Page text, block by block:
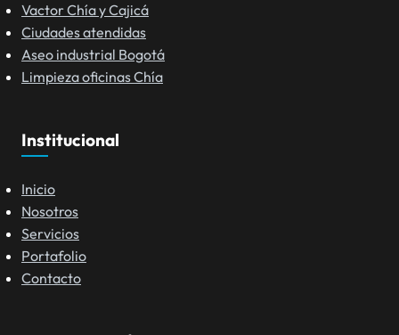
Vactor Chía y Cajicá
Ciudades atendidas
Aseo industrial Bogotá
Limpieza oficinas Chía
Institucional
Inicio
Nosotros
Servicios
Portafolio
Contacto